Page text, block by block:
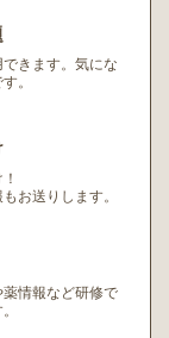
きます。 気にな
。
お送りします。
情報など研修で